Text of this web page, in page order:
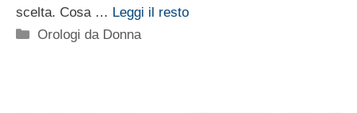
scelta. Cosa … Leggi il resto
Categorie
Orologi da Donna